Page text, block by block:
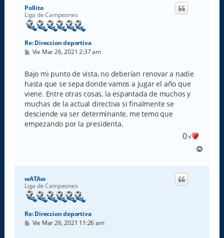
Pollito
Liga de Campeones
Re: Direccion deportiva
M
s
a
j
e
Vie Mar 26, 2021 2:37 am
Bajo mi punto de vista, no deberían renovar a nadie
hasta que se sepa donde vamos a jugar el año que
viene. Entre otras cosas, la espantada de muchos y
muchas de la actual directiva si finalmente se
desciende va ser determinante, me temo que
empezando por la presidenta.
0x
r
wATAw
Liga de Campeones
Re: Direccion deportiva
M
Vie Mar 26, 2021 11:26 am